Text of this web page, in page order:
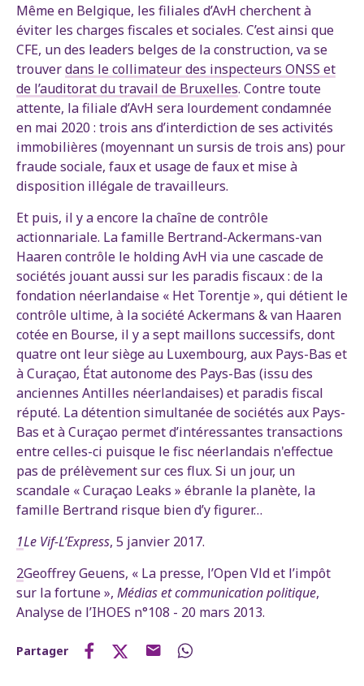
Même en Belgique, les filiales d’AvH cherchent à
éviter les charges fiscales et sociales. C’est ainsi que
CFE, un des leaders belges de la construction, va se
trouverdans le collimateur des inspecteurs ONSS et
de l’auditorat du travail de Bruxelles. Contre toute
attente, la filiale d’AvH sera lourdement condamnée
en mai 2020 : trois ans d’interdiction de ses activités
immobilières (moyennant un sursis de trois ans) pour
fraude sociale, faux et usage de faux et mise à
disposition illégale de travailleurs.
Et puis, il y a encore la chaîne de contrôle
actionnariale. La famille Bertrand-Ackermans-van
Haaren contrôle le holding AvH via une cascade de
sociétés jouant aussi sur les paradis fiscaux : de la
fondation néerlandaise « Het Torentje », qui détient le
contrôle ultime, à la société Ackermans & van Haaren
cotée en Bourse, il y a sept maillons successifs, dont
quatre ont leur siège au Luxembourg, aux Pays-Bas et
à Curaçao, État autonome des Pays-Bas (issu des
anciennes Antilles néerlandaises) et paradis fiscal
réputé. La détention simultanée de sociétés aux Pays-
Bas et à Curaçao permet d’intéressantes transactions
entre celles-ci puisque le fisc néerlandais n'effectue
pas de prélèvement sur ces flux. Si un jour, un
scandale « Curaçao Leaks » ébranle la planète, la
famille Bertrand risque bien d’y figurer…
1Le Vif-L’Express, 5 janvier 2017.
2Geoffrey Geuens, « La presse, l’Open Vld et l’impôt
sur la fortune », Médias et communication politique,
Analyse de l’IHOES n°108 - 20 mars 2013.
Partager